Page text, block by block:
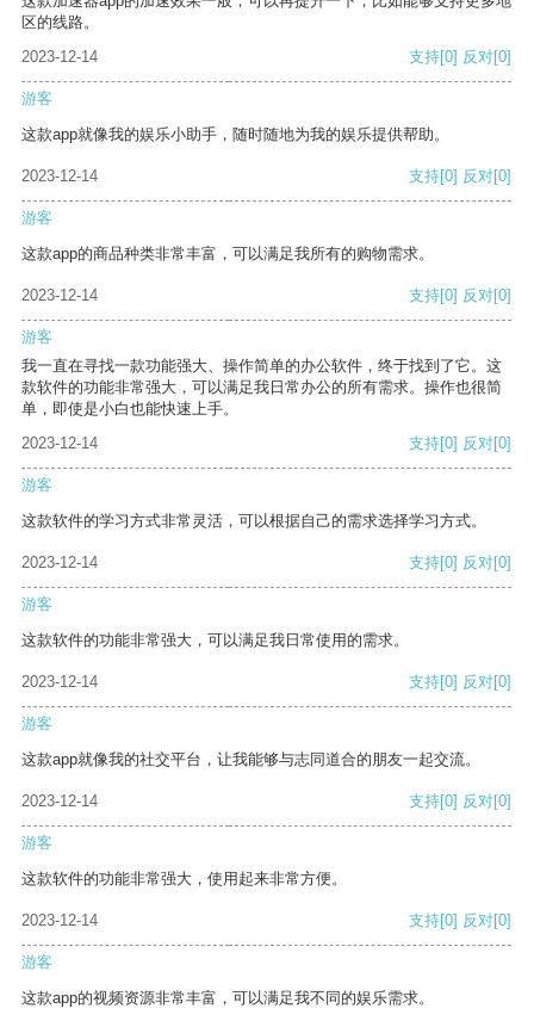
区的线路。
2023-12-14
支持[0] 反对[0]
游客
这款app就像我的娱乐小助手，随时随地为我的娱乐提供帮助。
2023-12-14 支持[0] 反对[0]
游客
这款app的商品种类非常丰富，可以满足我所有的购物需求。
2023-12-14 支持[0] 反对[0]
游客
我一直在寻找一款功能强大、操作简单的办公软件，终于找到了它。这
款软件的功能非常强大，可以满足我日常办公的所有需求。操作也很简
单，即使是小白也能快速上手。
2023-12-14
支持[0] 反对[0]
游客
这款软件的学习方式非常灵活，可以根据自己的需求选择学习方式。
2023-12-14 支持[0] 反对[0]
游客
这款软件的功能非常强大，可以满足我日常使用的需求。
2023-12-14 支持[0] 反对[0]
游客
这款app就像我的社交平台，让我能够与志同道合的朋友一起交流。
2023-12-14 支持[0] 反对[0]
游客
这款软件的功能非常强大，使用起来非常方便。
2023-12-14 支持[0] 反对[0]
游客
这款app的视频资源非常丰富，可以满足我不同的娱乐需求。